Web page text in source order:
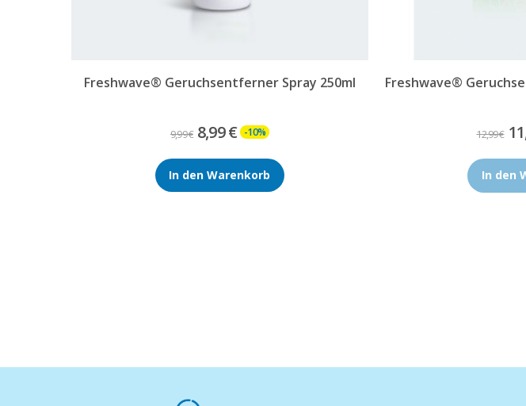
Freshwave® Geruchsentferner Spray 250ml
9,99 € 8,99 € -10%
In den Warenkorb
Freshwave®
12,99 €
In den